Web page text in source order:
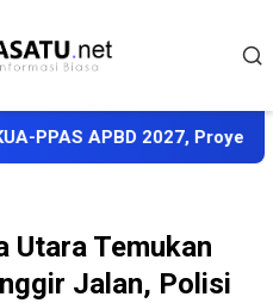
APBD 2027, Proyeksi
Utara Temukan
Jalan, Polisi